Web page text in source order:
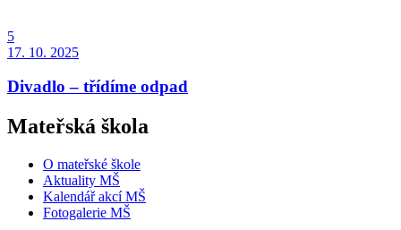
5
17. 10. 2025
Divadlo – třídíme odpad
Mateřská škola
O mateřské škole
Aktuality MŠ
Kalendář akcí MŠ
Fotogalerie MŠ